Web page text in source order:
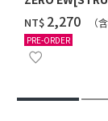
COATING/
12月發送]
NT$ ‌2,270 （
PRE-ORDER